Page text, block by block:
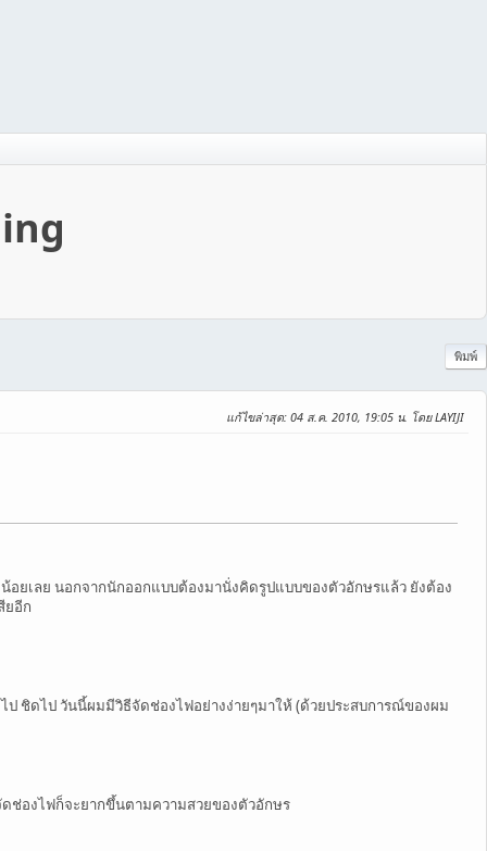
พิมพ์
แก้ไขล่าสุด: 04 ส.ค. 2010, 19:05 น. โดย LAYIJI
ยเลย นอกจากนักออกแบบต้องมานั่งคิดรูปแบบของตัวอักษรแล้ว ยังต้อง
ยอีก
ชิดไป วันนี้ผมมีวิธีจัดช่องไฟอย่างง่ายๆมาให้ (ด้วยประสบการณ์ของผม
ช่องไฟก็จะยากขึ้นตามความสวยของตัวอักษร